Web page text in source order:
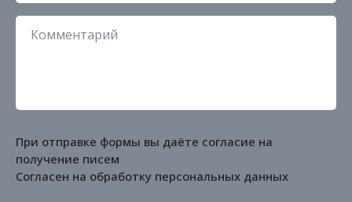
При отправке формы вы даёте согласие на
получение писем
Согласен на обработку персональных данных